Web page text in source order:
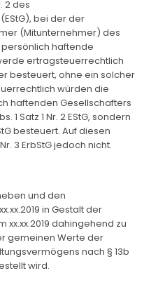
2 des
bei der der
(Mitunternehmer) des
haftende
ertragsteuerrechtlich
besteuert, ohne ein solcher
würden die
haftenden Gesellschafters
1 Satz 1 Nr. 2 EStG, sondern
besteuert. Auf diesen
3 ErbStG jedoch nicht.
und den
in Gestalt der
xx.xx.2019 dahingehend zu
gemeinen Werte der
nach § 13b
wird.